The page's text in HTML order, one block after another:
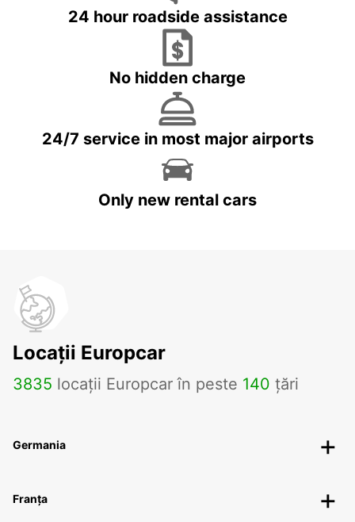
24 hour roadside assistance
No hidden charge
24/7 service in most major airports
Only new rental cars
Locații Europcar
3835 locații Europcar în peste 140 țări
Germania
Franța